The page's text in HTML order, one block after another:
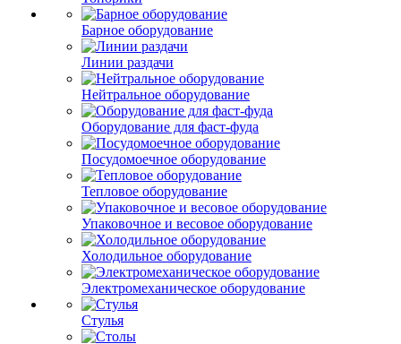
Барное оборудование
Линии раздачи
Нейтральное оборудование
Оборудование для фаст-фуда
Посудомоечное оборудование
Тепловое оборудование
Упаковочное и весовое оборудование
Холодильное оборудование
Электромеханическое оборудование
Стулья